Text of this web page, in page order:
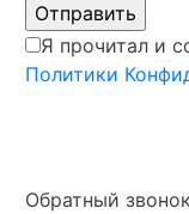
Я прочитал и
Политики
Обратный звонок